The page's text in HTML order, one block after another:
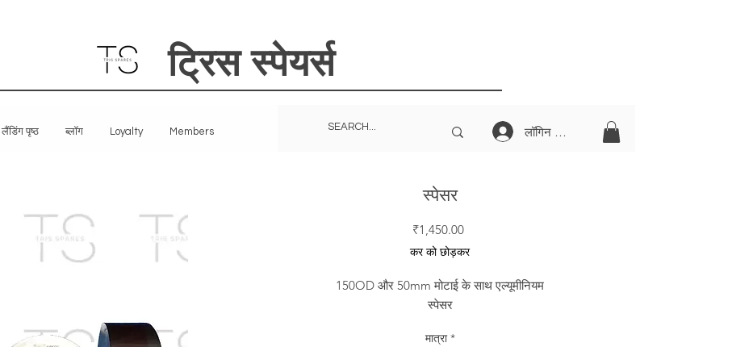
ट्रिस स्पेयर्स
लैंडिंग पृष्ठ ब्लॉग Loyalty Members लॉगिन करें
स्पेसर
₹1,450.00मूल्य
कर को छोड़कर
150OD और 50mm मोटाई के साथ एल्यूमीनियम
स्पेसर
मात्रा *